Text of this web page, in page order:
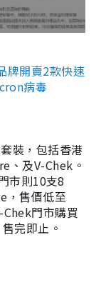
牌開賣2款快速
病毒
裝，包括香港
、及V-Chek。
市則10支8
，售價低至
門市購買
完即止。